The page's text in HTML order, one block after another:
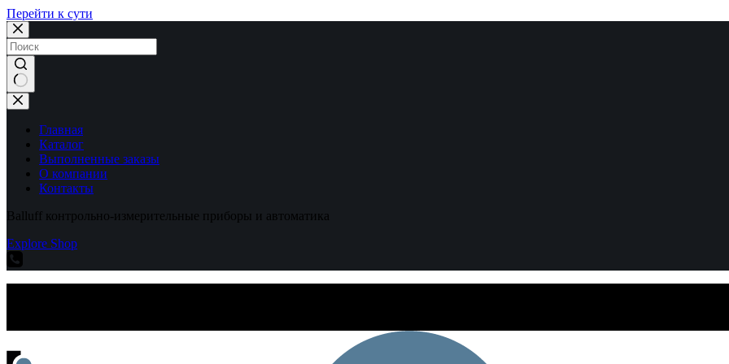
Перейти к сути
Ничего
не
найденоГлавная
Каталог
Выполненные заказы
О компании
Контакты
Balluff контрольно-измерительные приборы и автоматика
Explore Shop